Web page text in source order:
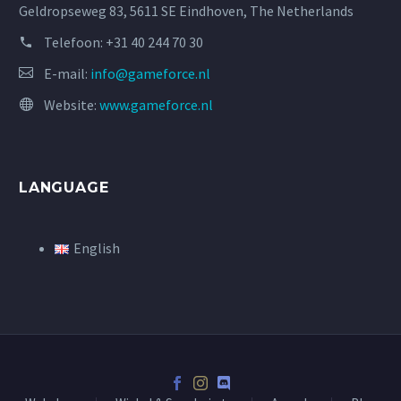
Geldropseweg 83, 5611 SE Eindhoven, The Netherlands
Telefoon: +31 40 244 70 30
E-mail: info@gameforce.nl
Website: www.gameforce.nl
LANGUAGE
English